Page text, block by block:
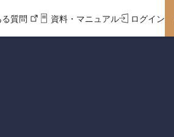
質問 資料・マニュアル ログイン